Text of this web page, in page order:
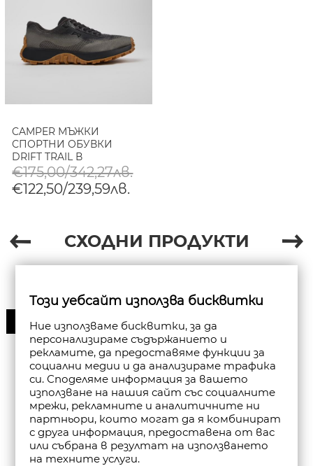
CAMPER МЪЖКИ
СПОРТНИ ОБУВКИ
DRIFT TRAIL В
КОМБИНАЦИЯ
€175,00/342,27лв.
€122,50/239,59лв.
СХОДНИ ПРОДУКТИ
30%
Този уебсайт използва бисквитки
Ние използваме бисквитки, за да
персонализираме съдържанието и
рекламите, да предоставяме функции за
социални медии и да анализираме трафика
си. Споделяме информация за вашето
използване на нашия сайт със социалните
мрежи, рекламните и аналитичните ни
партньори, които могат да я комбинират
с друга информация, предоставена от вас
или събрана в резултат на използването
на техните услуги.